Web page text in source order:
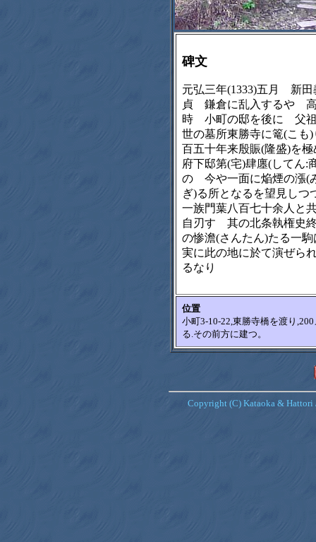
碑文
元弘三年(1333)五月 新田
貞 鎌倉に乱入するや
時 小町の邸を後に 父
世の墓所東勝寺に篭(こ
百五十年来殷賑(隆盛)を極
府下邸第(宅)肆廛(してん:
の 今や一面に焔煙の漲(
ぎ)る所となるを望見し
一族門葉八百七十余人と
自刃す 其の北条執権史
の惨澹(さんたん)たる一
実に此の地に於て演ぜら
るなり
位置
小町3-10-22,東勝寺橋を渡り
る.その前方に建つ。
Copyright (C) Kataoka & Hattori